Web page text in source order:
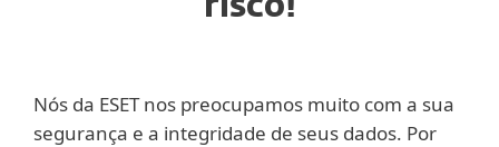
risco!
Nós da ESET nos preocupamos muito com a sua
segurança e a integridade de seus dados. Por